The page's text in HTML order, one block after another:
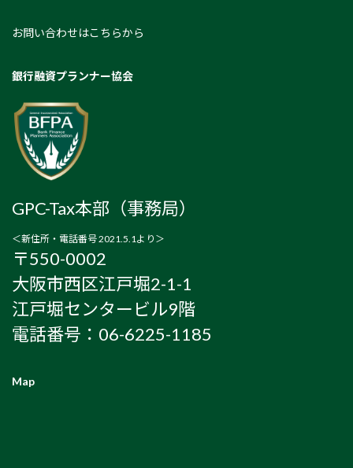
お問い合わせはこちらから
銀行融資プランナー協会
GPC-Tax本部（事務局）
＜新住所・電話番号 2021.5.1より＞
〒550-0002
大阪市西区江戸堀2-1-1
江戸堀センタービル9階
電話番号：06-6225-1185
Map